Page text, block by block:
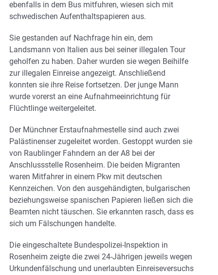
ebenfalls in dem Bus mitfuhren, wiesen sich mit
schwedischen Aufenthaltspapieren aus.
Sie gestanden auf Nachfrage hin ein, dem
Landsmann von Italien aus bei seiner illegalen Tour
geholfen zu haben. Daher wurden sie wegen Beihilfe
zur illegalen Einreise angezeigt. Anschließend
konnten sie ihre Reise fortsetzen. Der junge Mann
wurde vorerst an eine Aufnahmeeinrichtung für
Flüchtlinge weitergeleitet.
Der Münchner Erstaufnahmestelle sind auch zwei
Palästinenser zugeleitet worden. Gestoppt wurden sie
von Raublinger Fahndern an der A8 bei der
Anschlussstelle Rosenheim. Die beiden Migranten
waren Mitfahrer in einem Pkw mit deutschen
Kennzeichen. Von den ausgehändigten, bulgarischen
beziehungsweise spanischen Papieren ließen sich die
Beamten nicht täuschen. Sie erkannten rasch, dass es
sich um Fälschungen handelte.
Die eingeschaltete Bundespolizei-Inspektion in
Rosenheim zeigte die zwei 24-Jährigen jeweils wegen
Urkundenfälschung und unerlaubten Einreiseversuchs